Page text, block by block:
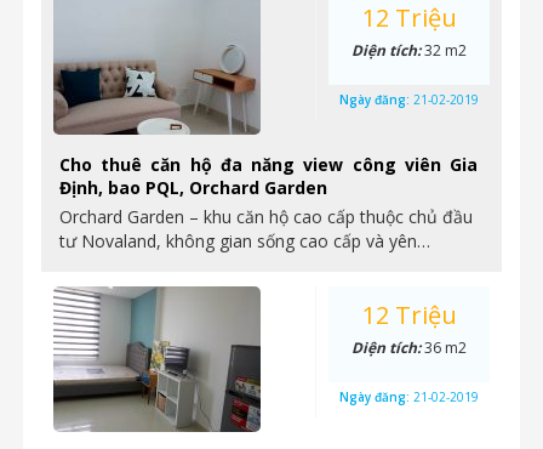
Cho thuê căn hộ đa năng view công viên Gia
Định, bao PQL, Orchard Garden
Orchard Garden – khu căn hộ cao cấp thuộc chủ đầu
tư Novaland, không gian sống cao cấp và yên…
12 Triệu
Diện tích:32 m2
Ngày đăng: 21-02-2019
12 Triệu
Diện tích:36 m2
Ngày đăng: 21-02-2019